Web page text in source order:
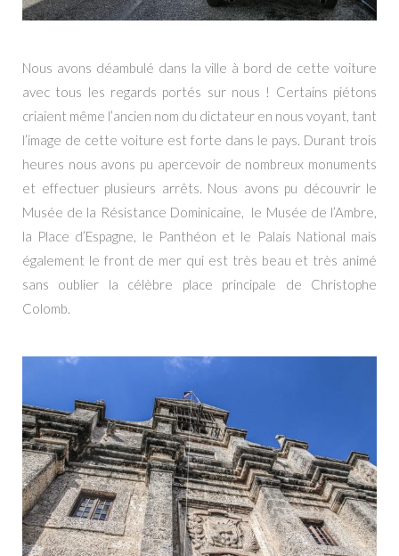
Nous avons déambulé dans la ville à bord de cette voiture
avec tous les regards portés sur nous ! Certains piétons
criaient même l’ancien nom du dictateur en nous voyant, tant
l’image de cette voiture est forte dans le pays. Durant trois
heures nous avons pu apercevoir de nombreux monuments
et effectuer plusieurs arrêts. Nous avons pu découvrir le
Musée de la Résistance Dominicaine, le Musée de l’Ambre,
la Place d’Espagne, le Panthéon et le Palais National mais
également le front de mer qui est très beau et très animé
sans oublier la célèbre place principale de Christophe
Colomb.